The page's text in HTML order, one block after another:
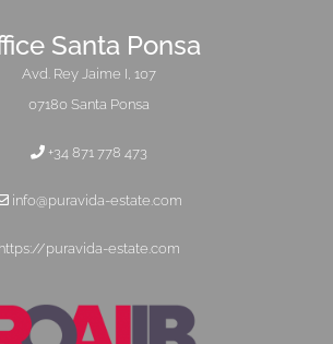
Santa Ponsa
Avd. Rey Jaime I, 107
07180 Santa Ponsa
+34 871 778 473
info@puravida-estate.com
https://puravida-estate.com